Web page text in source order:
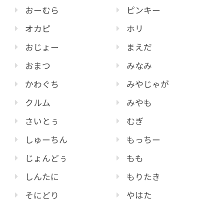
おーむら
オカピ
おじょー
おまつ
かわぐち
クルム
さいとぅ
しゅーちん
じょんどぅ
しんたに
そにどり
ピンキー
ホリ
まえだ
みなみ
みやじゃが
みやも
むぎ
もっちー
もも
もりたき
やはた